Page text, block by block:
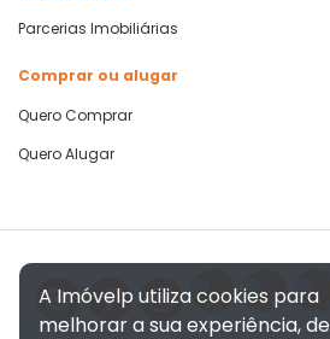
Parcerias Imobiliárias
Comprar ou alugar
Quero Comprar
Quero Alugar
A Imóvelp utiliza cookies para
melhorar a sua experiência, de